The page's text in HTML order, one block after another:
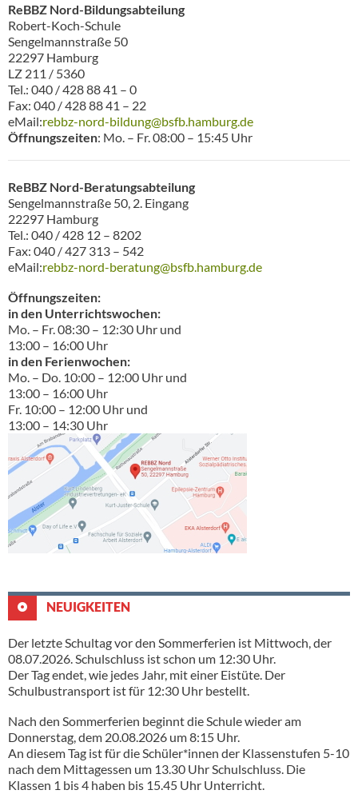
ReBBZ Nord-Bildungsabteilung
Robert-Koch-Schule
Sengelmannstraße 50
22297 Hamburg
LZ 211 / 5360
Tel.: 040 / 428 88 41 – 0
Fax: 040 / 428 88 41 – 22
eMail:rebbz-nord-bildung@bsfb.hamburg.de
Öffnungszeiten: Mo. – Fr. 08:00 – 15:45 Uhr
ReBBZ Nord-Beratungsabteilung
Sengelmannstraße 50, 2. Eingang
22297 Hamburg
Tel.: 040 / 428 12 – 8202
Fax: 040 / 427 313 – 542
eMail:rebbz-nord-beratung@bsfb.hamburg.de
Öffnungszeiten:
in den Unterrichtswochen:
Mo. – Fr. 08:30 – 12:30 Uhr und
13:00 – 16:00 Uhr
in den Ferienwochen:
Mo. – Do. 10:00 – 12:00 Uhr und
13:00 – 16:00 Uhr
Fr. 10:00 – 12:00 Uhr und
13:00 – 14:30 Uhr
NEUIGKEITEN
Der letzte Schultag vor den Sommerferien ist Mittwoch, der
08.07.2026. Schulschluss ist schon um 12:30 Uhr.
Der Tag endet, wie jedes Jahr, mit einer Eistüte. Der
Schulbustransport ist für 12:30 Uhr bestellt.
Nach den Sommerferien beginnt die Schule wieder am
Donnerstag, dem 20.08.2026 um 8:15 Uhr.
An diesem Tag ist für die Schüler*innen der Klassenstufen 5-10
nach dem Mittagessen um 13.30 Uhr Schulschluss. Die
Klassen 1 bis 4 haben bis 15.45 Uhr Unterricht.